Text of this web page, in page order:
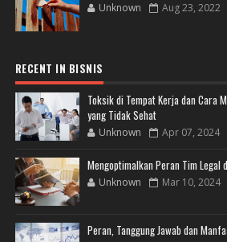
Unknown Aug 23, 2022
RECENT IN BISNIS
Toksik di Tempat Kerja dan Cara
yang Tidak Sehat
Unknown Apr 07, 2024
Mengoptimalkan Peran Tim Legal
Unknown Mar 10, 2024
Peran, Tanggung Jawab dan